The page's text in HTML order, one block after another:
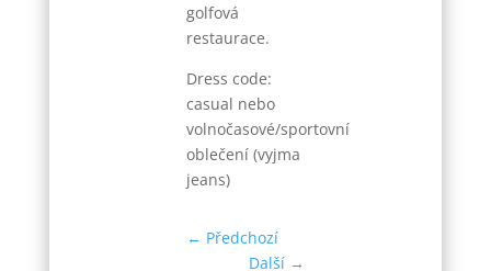
golfová
restaurace.
Dress code:
casual nebo
volnočasové/sportovní
oblečení (vyjma
jeans)
← Předchozí
Další→